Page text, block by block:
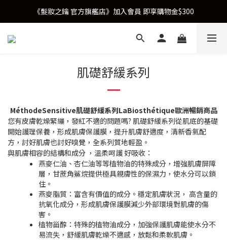
《髮妝之鑰 官方旗艦店》加入會員 即享購物金$300
肌礎舒緩系列
MéthodeSensitive肌礎舒緩系列LaBiosthétique歐洲暢銷商品
您有皮膚乾燥緊繃，發紅不適的問題嗎? 肌礎舒緩系列從肌底的基礎
開始護理保養，形成肌膚保護膜，提升肌膚舒適度，清新香氣配
方，討好肌膚也討好嗅覺，全系列質地輕盈。
與肌膚相容的結構和成分 ，溫柔呵護 好吸收：
燕麥仁油、杏仁油等等植物油的特殊成分，增強肌膚屏障
層，甘蔗角鯊烷提供極具親膚性的保濕力，使水分可以鎖
住。
燕麥脂質：富含有價值的成分。穩定肌膚狀況， 高含量的
抗氧化成分，形成肌膚保護膜減少外部環境對肌膚的傷
害。
植物甾醇：特殊的植物油成分，加強保護肌膚能使水分不
易流失，舒緩肌膚乾燥不適感，放鬆和柔軟肌膚。